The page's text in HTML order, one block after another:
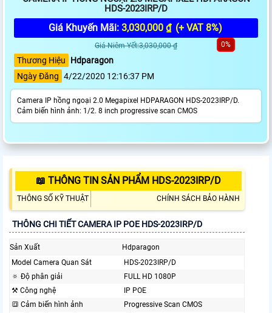
HDS-2023IRP/D
Giá Khuyến Mãi: 3,030,000 ₫ (+ VAT 8%)
Giá Niêm Yết:3,030,000 ₫ 0%
Thương Hiệu
Hdparagon
Ngày Đăng 4/22/2020 12:16:37 PM
Camera IP hồng ngoại 2.0 Megapixel HDPARAGON HDS-2023IRP/D.
Cảm biến hình ảnh: 1/2. 8 inch progressive scan CMOS
📖 THÔNG TIN SẢN PHẨM HDS-2023IRP/D
THÔNG SỐ KỸ THUẬT CHÍNH SÁCH BẢO HÀNH
THÔNG CHI TIẾT CAMERA IP POE HDS-2023IRP/D
Sản Xuất
Hdparagon
Model Camera Quan Sát
HDS-2023IRP/D
🔅 Độ phân giải
FULL HD 1080P
⚒ Công nghệ
IP POE
🔳 Cảm biến hình ảnh
Progressive Scan CMOS